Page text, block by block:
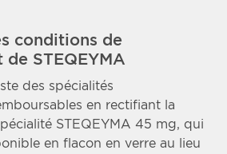
conditions de
STEQEYMA
des spécialités
en rectifiant la
STEQEYMA 45 mg, qui
en flacon en verre au lieu